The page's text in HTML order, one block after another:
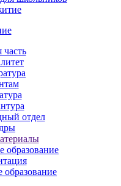
часть
отдел
образование